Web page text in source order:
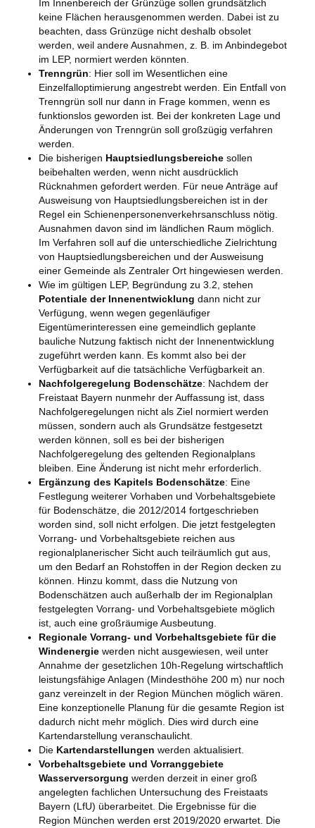
Im Innenbereich der Grünzüge sollen grundsätzlich
keine Flächen herausgenommen werden. Dabei ist zu
beachten, dass Grünzüge nicht deshalb obsolet
werden, weil andere Ausnahmen, z. B. im Anbindegebot
im LEP, normiert werden könnten.
Trenngrün: Hier soll im Wesentlichen eine
Einzelfalloptimierung angestrebt werden. Ein Entfall von
Trenngrün soll nur dann in Frage kommen, wenn es
funktionslos geworden ist. Bei der konkreten Lage und
Änderungen von Trenngrün soll großzügig verfahren
werden.
Die bisherigen Hauptsiedlungsbereiche sollen
beibehalten werden, wenn nicht ausdrücklich
Rücknahmen gefordert werden. Für neue Anträge auf
Ausweisung von Hauptsiedlungsbereichen ist in der
Regel ein Schienenpersonenverkehrsanschluss nötig.
Ausnahmen davon sind im ländlichen Raum möglich.
Im Verfahren soll auf die unterschiedliche Zielrichtung
von Hauptsiedlungsbereichen und der Ausweisung
einer Gemeinde als Zentraler Ort hingewiesen werden.
Wie im gültigen LEP, Begründung zu 3.2, stehen
Potentiale der Innenentwicklung dann nicht zur
Verfügung, wenn wegen gegenläufiger
Eigentümerinteressen eine gemeindlich geplante
bauliche Nutzung faktisch nicht der Innenentwicklung
zugeführt werden kann. Es kommt also bei der
Verfügbarkeit auf die tatsächliche Verfügbarkeit an.
Nachfolgeregelung Bodenschätze: Nachdem der
Freistaat Bayern nunmehr der Auffassung ist, dass
Nachfolgeregelungen nicht als Ziel normiert werden
müssen, sondern auch als Grundsätze festgesetzt
werden können, soll es bei der bisherigen
Nachfolgeregelung des geltenden Regionalplans
bleiben. Eine Änderung ist nicht mehr erforderlich.
Ergänzung des Kapitels Bodenschätze: Eine
Festlegung weiterer Vorhaben und Vorbehaltsgebiete
für Bodenschätze, die 2012/2014 fortgeschrieben
worden sind, soll nicht erfolgen. Die jetzt festgelegten
Vorrang- und Vorbehaltsgebiete reichen aus
regionalplanerischer Sicht auch teilräumlich gut aus,
um den Bedarf an Rohstoffen in der Region decken zu
können. Hinzu kommt, dass die Nutzung von
Bodenschätzen auch außerhalb der im Regionalplan
festgelegten Vorrang- und Vorbehaltsgebiete möglich
ist, auch eine großräumige Ausbeutung.
Regionale Vorrang- und Vorbehaltsgebiete für die
Windenergie werden nicht ausgewiesen, weil unter
Annahme der gesetzlichen 10h-Regelung wirtschaftlich
leistungsfähige Anlagen (Mindesthöhe 200 m) nur noch
ganz vereinzelt in der Region München möglich wären.
Eine konzeptionelle Planung für die gesamte Region ist
dadurch nicht mehr möglich. Dies wird durch eine
Kartendarstellung veranschaulicht.
Die Kartendarstellungen werden aktualisiert.
Vorbehaltsgebiete und Vorranggebiete
Wasserversorgung werden derzeit in einer groß
angelegten fachlichen Untersuchung des Freistaats
Bayern (LfU) überarbeitet. Die Ergebnisse für die
Region München werden erst 2019/2020 erwartet. Die